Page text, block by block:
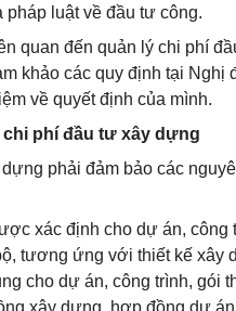
pháp luật về đầu tư công.
quan đến quản lý chi phí
khảo các quy định tại Nghị
về quyết định của mình.
phí đầu tư xây dựng
phải đảm bảo các
xác định cho dự án, công
tương ứng với thiết kế xây
cho dự án, công trình, gói
xây dựng, hợp đồng dự án